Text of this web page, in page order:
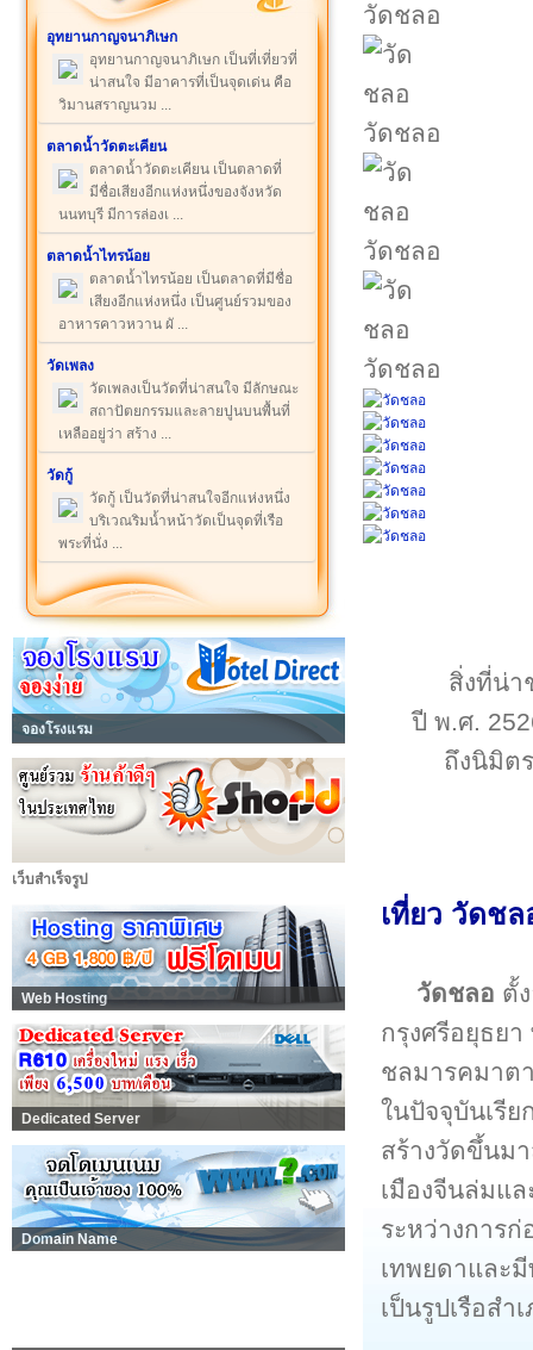
อุทยานกาญจนาภิเษก
อุทยานกาญจนาภิเษก เป็นที่เที่ยวที่
น่าสนใจ มีอาคารที่เป็นจุดเด่น คือ
วิมานสราญนวม ...
ตลาดน้ำวัดตะเคียน
ตลาดน้ำวัดตะเคียน เป็นตลาดที่
มีชื่อเสียงอีกแห่งหนึ่งของจังหวัด
นนทบุรี มีการล่องเ ...
ตลาดน้ำไทรน้อย
ตลาดน้ำไทรน้อย เป็นตลาดที่มีชื่อ
เสียงอีกแห่งหนึ่ง เป็นศูนย์รวมของ
อาหารคาวหวาน ผั ...
วัดเพลง
วัดเพลงเป็นวัดที่น่าสนใจ มีลักษณะ
สถาปัตยกรรมและลายปูนบนพื้นที่
เหลืออยู่ว่า สร้าง ...
วัดกู้
วัดกู้ เป็นวัดที่น่าสนใจอีกแห่งหนึ่ง
บริเวณริมน้ำหน้าวัดเป็นจุดที่เรือ
พระที่นั่ง ...
จองโรงแรม
เว็บสำเร็จรูป
Web Hosting
Dedicated Server
Domain Name
วัดชลอ
วัดชลอ
วัดชลอ
วัดชลอ
สิ่งที่น่า
ปี พ.ศ.
ถึงนิมิต
เที่ยว วัดช
วัดชลอ ตั้
กรุงศรีอยุธย
ชลมารคมาต
ในปัจจุบันเรีย
สร้างวัดขึ้นม
เมืองจีนล่มแ
ระหว่างการ
เทพยดาและ
เป็นรูปเรือสำ